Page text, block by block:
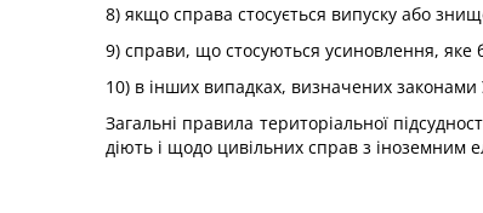
8) якщо справа стосується випуску або
9) справи, що стосуються усиновлення, яке
10) в інших випадках, визначених законами
Загальні правила територіальної
діють і щодо цивільних справ з іноземним